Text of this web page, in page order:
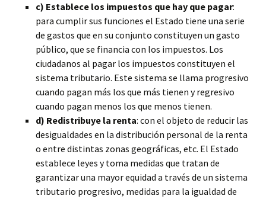
c) Establece los impuestos que hay que pagar:
para cumplir sus funciones el Estado tiene una serie
de gastos que en su conjunto constituyen un gasto
público, que se financia con los impuestos. Los
ciudadanos al pagar los impuestos constituyen el
sistema tributario. Este sistema se llama progresivo
cuando pagan más los que más tienen y regresivo
cuando pagan menos los que menos tienen.
d) Redistribuye la renta: con el objeto de reducir las
desigualdades en la distribución personal de la renta
o entre distintas zonas geográficas, etc. El Estado
establece leyes y toma medidas que tratan de
garantizar una mayor equidad a través de un sistema
tributario progresivo, medidas para la igualdad de